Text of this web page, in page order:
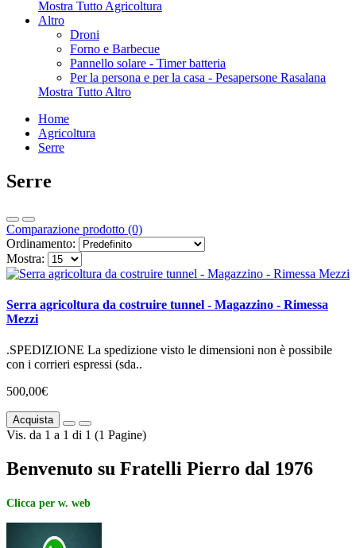
Mostra Tutto Agricoltura
Altro
Droni
Forno e Barbecue
Pannello solare - Timer batteria
Per la persona e per la casa - Pesapersone Rasalana
Mostra Tutto Altro
Home
Agricoltura
Serre
Serre
Comparazione prodotto (0)
Ordinamento:
Mostra:
Serra agricoltura da costruire tunnel - Magazzino - Rimessa
Mezzi
.SPEDIZIONE La spedizione visto le dimensioni non è possibile
con i corrieri espressi (sda..
500,00€
Acquista
Vis. da 1 a 1 di 1 (1 Pagine)
Benvenuto su Fratelli Pierro dal 1976
Clicca per w. web